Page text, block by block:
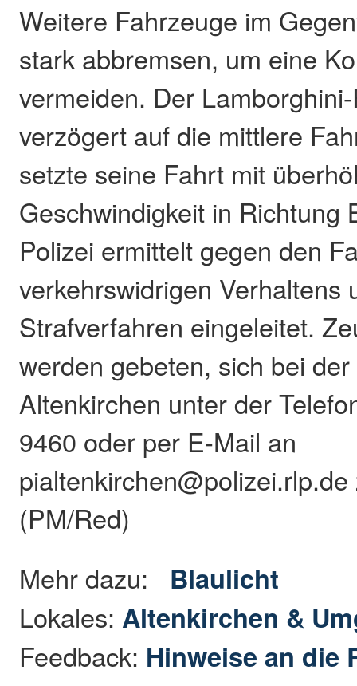
Weitere Fahrzeuge im
stark abbremsen, um eine
vermeiden. Der
verzögert auf die mittlere
setzte seine Fahrt mit
Geschwindigkeit in Richtung
Polizei ermittelt gegen den
verkehrswidrigen Verhaltens
Strafverfahren eingeleitet.
werden gebeten, sich bei
Altenkirchen unter der
9460 oder per E-Mail an
(PM/Red)
Mehr dazu: Blaulicht
Lokales: Altenkirchen &
Feedback: Hinweise an die